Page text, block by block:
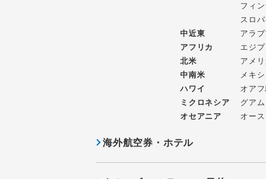
フィ
スロ
中近東
アラ
アフリカ
エジプ
北米
アメリ
中南米
メキシ
ハワイ
オアフ
ミクロネシア
グアム
オセアニア
オー
海外航空券・ホテル